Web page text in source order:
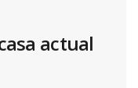
actual